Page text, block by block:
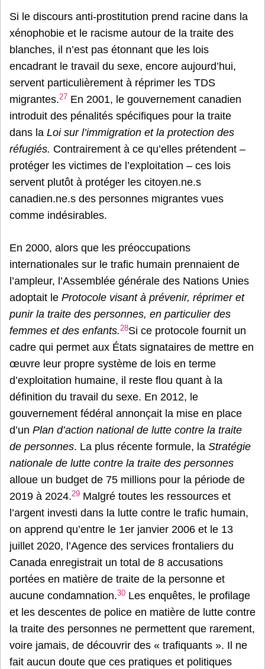
Si le discours anti-prostitution prend racine dans la
xénophobie et le racisme autour de la traite des
blanches, il n’est pas étonnant que les lois
encadrant le travail du sexe, encore aujourd’hui,
servent particulièrement à réprimer les TDS
migrantes.27 En 2001, le gouvernement canadien
introduit des pénalités spécifiques pour la traite
dans la Loi sur l’immigration et la protection des
réfugiés. Contrairement à ce qu’elles prétendent –
protéger les victimes de l’exploitation – ces lois
servent plutôt à protéger les citoyen.ne.s
canadien.ne.s des personnes migrantes vues
comme indésirables.
En 2000, alors que les préoccupations
internationales sur le trafic humain prennaient de
l’ampleur, l’Assemblée générale des Nations Unies
adoptait le Protocole visant à prévenir, réprimer et
punir la traite des personnes, en particulier des
femmes et des enfants.28Si ce protocole fournit un
cadre qui permet aux États signataires de mettre en
œuvre leur propre système de lois en terme
d’exploitation humaine, il reste flou quant à la
définition du travail du sexe. En 2012, le
gouvernement fédéral annonçait la mise en place
d’un Plan d’action national de lutte contre la traite
de personnes. La plus récente formule, la Stratégie
nationale de lutte contre la traite des personnes
alloue un budget de 75 millions pour la période de
2019 à 2024.29 Malgré toutes les ressources et
l’argent investi dans la lutte contre le trafic humain,
on apprend qu’entre le 1er janvier 2006 et le 13
juillet 2020, l’Agence des services frontaliers du
Canada enregistrait un total de 8 accusations
portées en matière de traite de la personne et
aucune condamnation.30 Les enquêtes, le profilage
et les descentes de police en matière de lutte contre
la traite des personnes ne permettent que rarement,
voire jamais, de découvrir des « trafiquants ». Il ne
fait aucun doute que ces pratiques et politiques